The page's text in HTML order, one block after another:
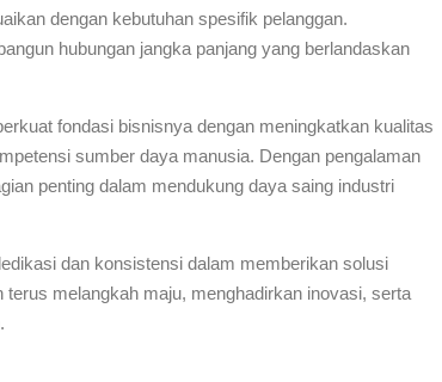
dengan kebutuhan spesifik pelanggan.
hubungan jangka panjang yang berlandaskan
fondasi bisnisnya dengan meningkatkan kualitas
sumber daya manusia. Dengan pengalaman
penting dalam mendukung daya saing industri
dan konsistensi dalam memberikan solusi
melangkah maju, menghadirkan inovasi, serta